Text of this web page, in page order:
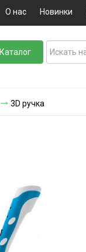
О нас Новинки
Каталог
3D ручка